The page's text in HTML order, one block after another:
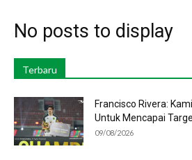
No posts to display
Terbaru
Francisco Rivera:
Untuk Mencapai
09/08/2026